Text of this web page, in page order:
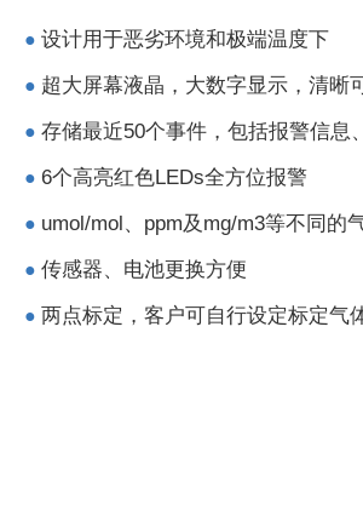
● 设计用于恶劣环境和极端温度下
● 超大屏幕液晶，大数字显示，清晰
● 存储最近50个事件，包括报警信息
● 6个高亮红色LEDs全方位报警
● umol/mol、ppm及mg/m3等不同的
● 传感器、电池更换方便
● 两点标定，客户可自行设定标定气